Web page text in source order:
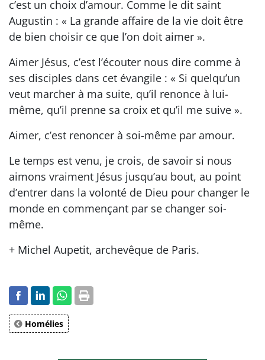
c’est un choix d’amour. Comme le dit saint
Augustin : « La grande affaire de la vie doit être
de bien choisir ce que l’on doit aimer ».
Aimer Jésus, c’est l’écouter nous dire comme à
ses disciples dans cet évangile : « Si quelqu’un
veut marcher à ma suite, qu’il renonce à lui-
même, qu’il prenne sa croix et qu’il me suive ».
Aimer, c’est renoncer à soi-même par amour.
Le temps est venu, je crois, de savoir si nous
aimons vraiment Jésus jusqu’au bout, au point
d’entrer dans la volonté de Dieu pour changer le
monde en commençant par se changer soi-
même.
+ Michel Aupetit, archevêque de Paris.
Homélies